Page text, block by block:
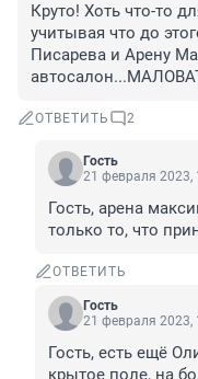
Круто! Хоть что-то
учитывая что до
Писарева и Арену
ОТВЕТИТЬ 2
Гость
21 февраля 2023,
Гость, арена
только то, что
ОТВЕТИТЬ
Гость
21 февраля 2023,
Гость, есть ещё
крытое поле, на